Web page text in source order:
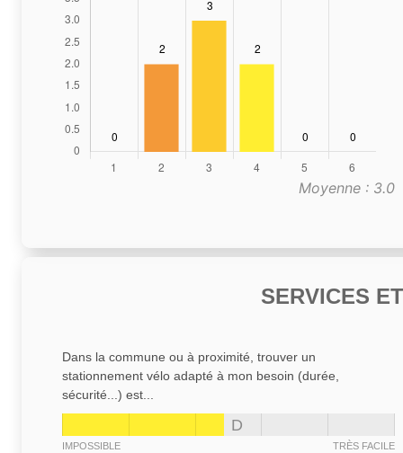
Moyenne : 3.0
SERVICES
Dans la commune ou à proximité, trouver un
stationnement vélo adapté à mon besoin (durée,
sécurité...) est...
D
IMPOSSIBLE TRÈS FACILE